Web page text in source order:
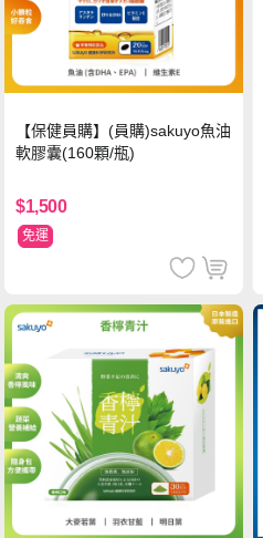
【保健員購】(員購)sakuyo魚油
軟膠囊(160顆/瓶)
$1,500
免運